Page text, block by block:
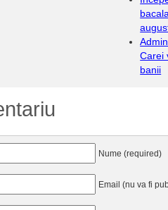
Carei
banii
Nume (required)
Email (nu va fi